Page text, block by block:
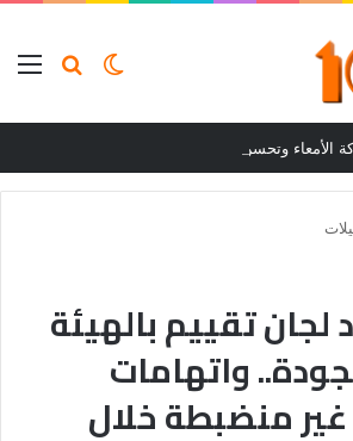
بحثالوضع
تقييم بالهيئة
واتهامات
منضبطة خلال